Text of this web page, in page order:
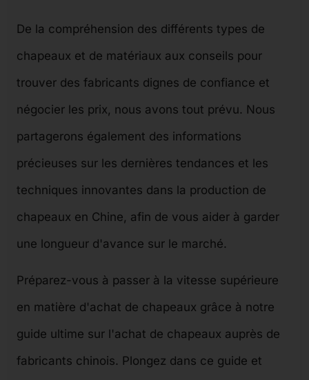
De la compréhension des différents types de
chapeaux et de matériaux aux conseils pour
trouver des fabricants dignes de confiance et
négocier les prix, nous avons tout prévu. Nous
partagerons également des informations
précieuses sur les dernières tendances et les
techniques innovantes dans la production de
chapeaux en Chine, afin de vous aider à garder
une longueur d'avance sur le marché.
Préparez-vous à passer à la vitesse supérieure
en matière d'achat de chapeaux grâce à notre
guide ultime sur l'achat de chapeaux auprès de
fabricants chinois. Plongez dans ce guide et